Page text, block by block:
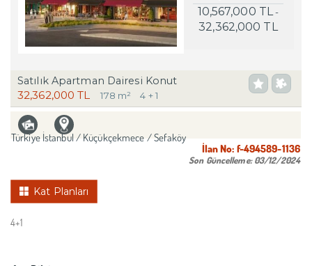
10,567,000 TL -
32,362,000 TL
Satılık Apartman Dairesi Konut
32,362,000 TL 178 m² 4 + 1
Türkiye İstanbul / Küçükçekmece / Sefaköy
İlan No: f-494589-1136
Son Güncelleme:03/12/2024
Kat Planları
4+1